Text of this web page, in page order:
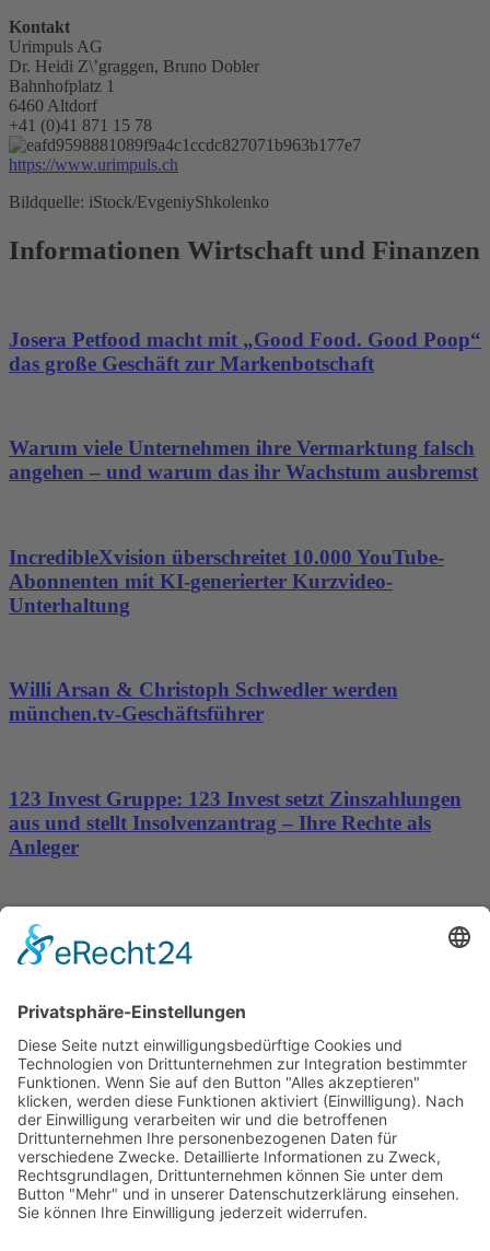
Kontakt
Urimpuls AG
Dr. Heidi Z\’graggen, Bruno Dobler
Bahnhofplatz 1
6460 Altdorf
+41 (0)41 871 15 78
https://www.urimpuls.ch
Bildquelle: iStock/EvgeniyShkolenko
Informationen Wirtschaft und Finanzen
Josera Petfood macht mit „Good Food. Good Poop“
das große Geschäft zur Markenbotschaft
Warum viele Unternehmen ihre Vermarktung falsch
angehen – und warum das ihr Wachstum ausbremst
IncredibleXvision überschreitet 10.000 YouTube-
Abonnenten mit KI-generierter Kurzvideo-
Unterhaltung
Willi Arsan & Christoph Schwedler werden
münchen.tv-Geschäftsführer
123 Invest Gruppe: 123 Invest setzt Zinszahlungen
aus und stellt Insolvenzantrag – Ihre Rechte als
Anleger
Dronus sichert sich 15 Millionen Dollar und treibt
den Aufbau autonomer Luftinfrastruktur voran
Wichtiges
Impressum
Datenschutz
Kooperation
Werbung
Presse- und Öffentlichkeitsarbeit
Aktuelles